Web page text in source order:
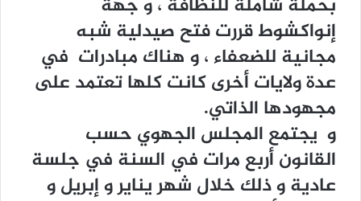
إنواكشوط قررت فتح صيدلية شبه
مجانية للضعفاء ، و هناك مبادرات في
عدة ولايات أخرى كانت كلها تعتمد على
مجهودها الذاتي.
و يجتمع المجلس الجهوي حسب
القانون أربع مرات في السنة في جلسة
عادية و ذلك خلال شهر يناير و إبريل و